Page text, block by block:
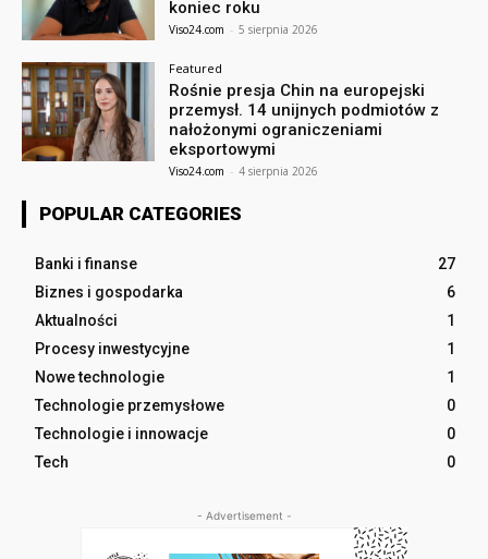
koniec roku
Viso24.com - 5 sierpnia 2026
Featured
Rośnie presja Chin na europejski
przemysł. 14 unijnych podmiotów z
nałożonymi ograniczeniami
eksportowymi
Viso24.com - 4 sierpnia 2026
POPULAR CATEGORIES
Banki i finanse
27
Biznes i gospodarka
6
Aktualności
1
Procesy inwestycyjne
1
Nowe technologie
1
Technologie przemysłowe
0
Technologie i innowacje
0
Tech
0
- Advertisement -